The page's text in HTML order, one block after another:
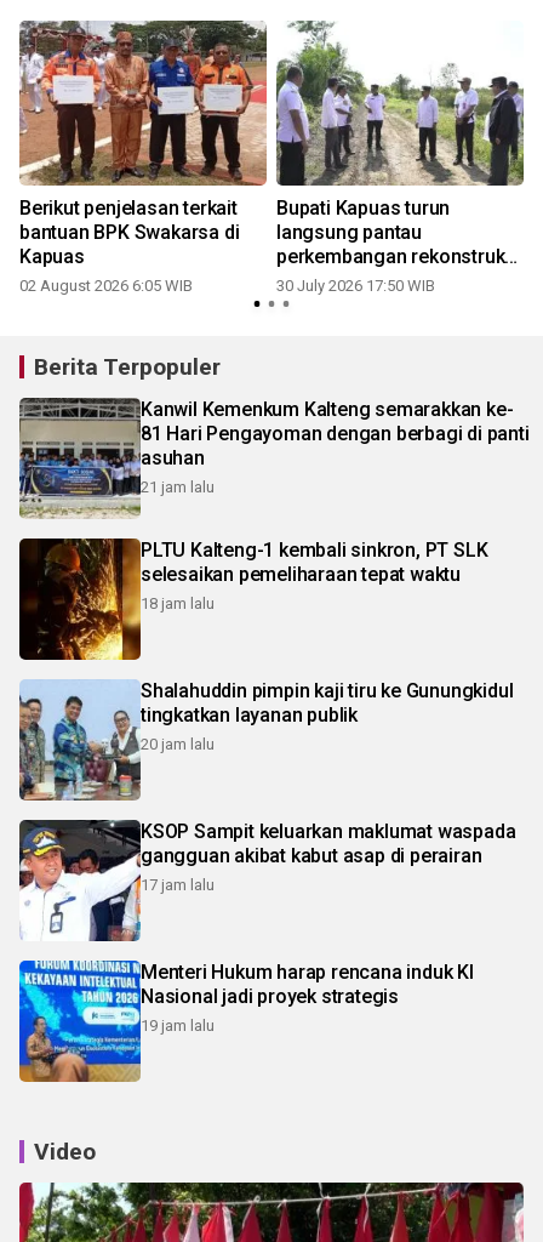
Berikut penjelasan terkait
bantuan BPK Swakarsa di
Kapuas
02 August 2026 6:05 WIB
Bupati Kapuas turun
langsung pantau
perkembangan rekonstruksi
Jalan Sei Asam
30 July 2026 17:50 WIB
Berita Terpopuler
Kanwil Kemenkum Kalteng semarakkan ke-
81 Hari Pengayoman dengan berbagi di panti
asuhan
21 jam lalu
PLTU Kalteng-1 kembali sinkron, PT SLK
selesaikan pemeliharaan tepat waktu
18 jam lalu
Shalahuddin pimpin kaji tiru ke Gunungkidul
tingkatkan layanan publik
20 jam lalu
KSOP Sampit keluarkan maklumat waspada
gangguan akibat kabut asap di perairan
17 jam lalu
Menteri Hukum harap rencana induk KI
Nasional jadi proyek strategis
19 jam lalu
Video